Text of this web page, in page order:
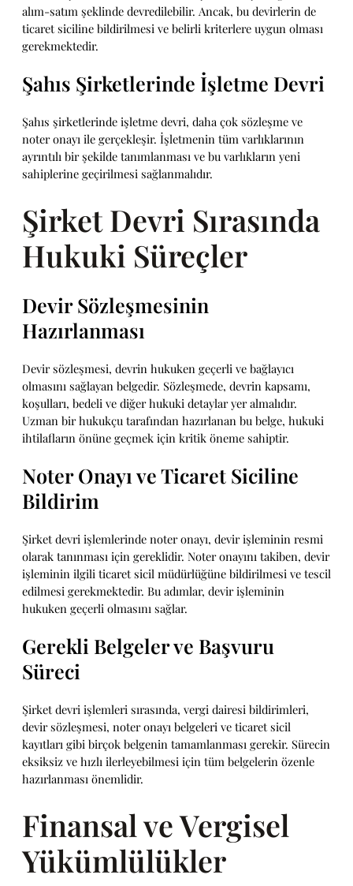
alım-satım şeklinde devredilebilir. Ancak, bu devirlerin de
ticaret siciline bildirilmesi ve belirli kriterlere uygun olması
gerekmektedir.
Şahıs Şirketlerinde İşletme Devri
Şahıs şirketlerinde işletme devri, daha çok sözleşme ve
noter onayı ile gerçekleşir. İşletmenin tüm varlıklarının
ayrıntılı bir şekilde tanımlanması ve bu varlıkların yeni
sahiplerine geçirilmesi sağlanmalıdır.
Şirket Devri Sırasında
Hukuki Süreçler
Devir Sözleşmesinin
Hazırlanması
Devir sözleşmesi, devrin hukuken geçerli ve bağlayıcı
olmasını sağlayan belgedir. Sözleşmede, devrin kapsamı,
koşulları, bedeli ve diğer hukuki detaylar yer almalıdır.
Uzman bir hukukçu tarafından hazırlanan bu belge, hukuki
ihtilafların önüne geçmek için kritik öneme sahiptir.
Noter Onayı ve Ticaret Siciline
Bildirim
Şirket devri işlemlerinde noter onayı, devir işleminin resmi
olarak tanınması için gereklidir. Noter onayını takiben, devir
işleminin ilgili ticaret sicil müdürlüğüne bildirilmesi ve tescil
edilmesi gerekmektedir. Bu adımlar, devir işleminin
hukuken geçerli olmasını sağlar.
Gerekli Belgeler ve Başvuru
Süreci
Şirket devri işlemleri sırasında, vergi dairesi bildirimleri,
devir sözleşmesi, noter onayı belgeleri ve ticaret sicil
kayıtları gibi birçok belgenin tamamlanması gerekir. Sürecin
eksiksiz ve hızlı ilerleyebilmesi için tüm belgelerin özenle
hazırlanması önemlidir.
Finansal ve Vergisel
Yükümlülükler